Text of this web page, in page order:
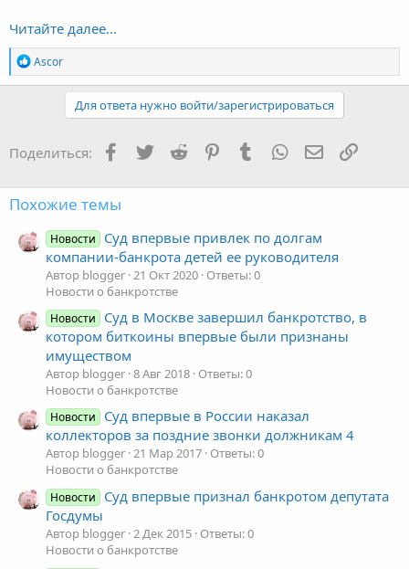
Читайте далее...
Р
е
а
и
:
Ascor
Для ответа нужно войти/зарегистрироваться
Поделиться: Facebook
TwitterReddit PinterestTumblr WhatsApp Ссылка
Похожие темы
Новости
Суд впервые привлек по долгам
компании-банкрота детей ее руководителя
Автор blogger 21 Окт 2020 Ответы: 0
Новости о банкротстве
Новости
Суд в Москве завершил банкротство, в
котором биткоины впервые были признаны
имуществом
Автор blogger 8 Авг 2018 Ответы: 0
Новости о банкротстве
Новости
Суд впервые в России наказал
коллекторов за поздние звонки должникам‍ 4
Автор blogger 21 Мар 2017 Ответы: 0
Новости о банкротстве
Новости
Суд впервые признал банкротом депутата
Госдумы
Автор blogger 2 Дек 2015 Ответы: 0
Новости о банкротстве